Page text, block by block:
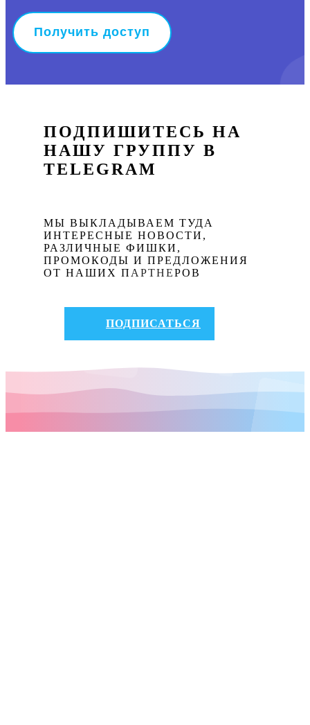
ПОДПИШИТЕСЬ НА
НАШУ ГРУППУ В
TELEGRAM
МЫ ВЫКЛАДЫВАЕМ ТУДА
ИНТЕРЕСНЫЕ НОВОСТИ,
РАЗЛИЧНЫЕ ФИШКИ,
ПРОМОКОДЫ И ПРЕДЛОЖЕНИЯ
ОТ НАШИХ ПАРТНЕРОВ
ПОДПИСАТЬСЯ